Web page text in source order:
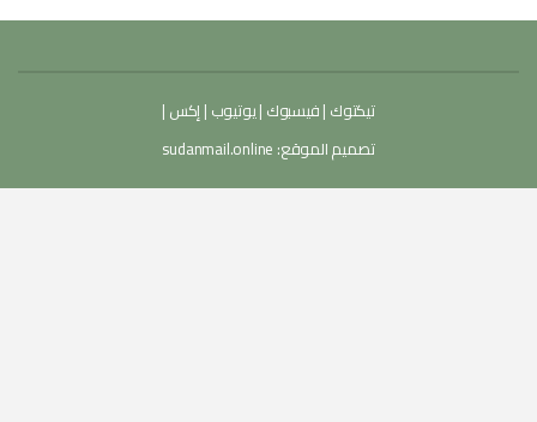
تيكتوك |فيسبوك |يوتيوب | إكس |
تصميم الموقع: sudanmail.online